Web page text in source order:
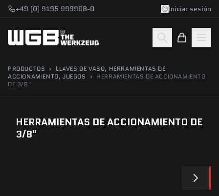
Saltar al contenido
+49 (0) 9195 999908-0 Iniciar sesión
PRODUCTOS ›
LLAVES DE VASO, HERRAMIENTAS DE
ACCIONAMIENTO, JUEGOS
› HERRAMIENTAS DE ACCIONAMIENTO
DE 3/8"
HERRAMIENTAS DE ACCIONAMIENTO DE
3/8"